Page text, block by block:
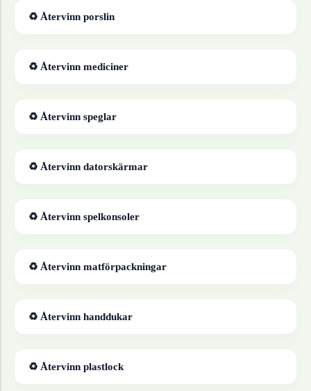
♻ Återvinn porslin
♻ Återvinn mediciner
♻ Återvinn speglar
♻ Återvinn datorskärmar
♻ Återvinn spelkonsoler
♻ Återvinn matförpackningar
♻ Återvinn handdukar
♻ Återvinn plastlock